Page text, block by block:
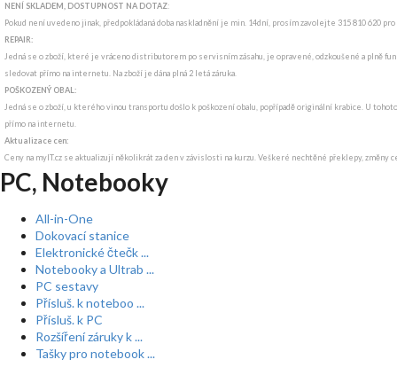
NENÍ SKLADEM, DOSTUPNOST NA DOTAZ:
Pokud není uvedeno jinak, předpokládaná doba naskladnění je min. 14dní, prosím zavolejte 315 810 620
REPAIR:
Jedná se o zboží, které je vráceno distributorem po servisním zásahu, je opravené, odzkoušené a plně
sledovat přímo na internetu. Na zboží je dána plná 2 letá záruka.
POŠKOZENÝ OBAL:
Jedná se o zboží, u kterého vinou transportu došlo k poškození obalu, popřípadě originální krabice. U
přímo na internetu.
Aktualizace cen:
Ceny na myIT.cz se aktualizují několikrát za den v závislosti na kurzu. Veškeré nechtěné překlepy, změny
PC, Notebooky
All-in-One
Dokovací stanice
Elektronické čtečk ...
Notebooky a Ultrab ...
PC sestavy
Přísluš. k noteboo ...
Přísluš. k PC
Rozšíření záruky k ...
Tašky pro notebook ...